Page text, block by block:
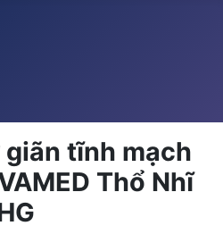
giãn tĩnh mạch
Thổ Nhĩ